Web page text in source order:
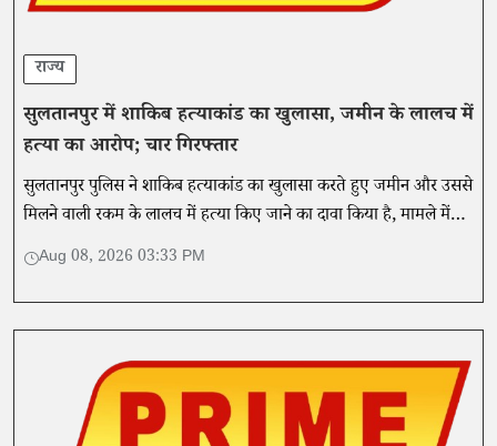
राज्य
सुलतानपुर में शाकिब हत्याकांड का खुलासा, जमीन के लालच में
हत्या का आरोप; चार गिरफ्तार
सुलतानपुर पुलिस ने शाकिब हत्याकांड का खुलासा करते हुए जमीन और उससे
मिलने वाली रकम के लालच में हत्या किए जाने का दावा किया है, मामले में
चार आरोपियों को गिरफ्तार किया गया है।
Aug 08, 2026 03:33 PM